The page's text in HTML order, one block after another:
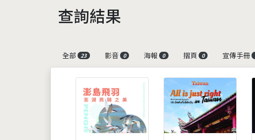
查詢結果
全部
23 影音 0 海報 0 摺頁 0 宣傳手冊